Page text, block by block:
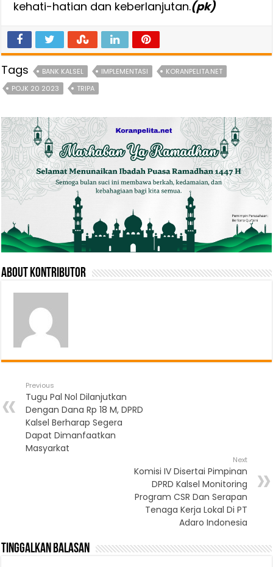
kehati-hatian dan keberlanjutan.(pk)
Tags BANK KALSEL IMPLEMENTASI
KORANPELITA.NET
POJK 20 2023
TRIPA
About Kontributor
Previous
Tugu Pal Nol Dilanjutkan
Dengan Dana Rp 18 M, DPRD
Kalsel Berharap Segera
Dapat Dimanfaatkan
Masyarkat
Next
Komisi IV Disertai Pimpinan
DPRD Kalsel Monitoring
Program CSR Dan Serapan
Tenaga Kerja Lokal Di PT
Adaro Indonesia
Tinggalkan Balasan